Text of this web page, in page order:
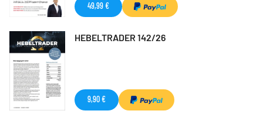
49,99 €
HEBELTRADER 142/26
9,90 €